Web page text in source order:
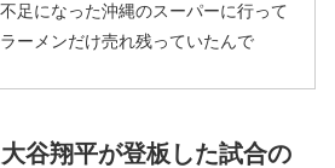
足になった沖縄のスーパーに行って
ーメンだけ売れ残っていたんで
ソンにパンチを食らうｗｗ
大谷翔平が登板した試合の